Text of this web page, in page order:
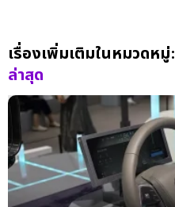
เรื่องเพิ่มเติมในหมวดหมู่:
ล่าสุด